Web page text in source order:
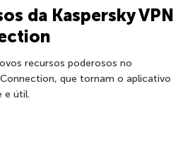
da Kaspersky VPN
recursos poderosos no
Connection, que tornam o aplicativo
e útil.